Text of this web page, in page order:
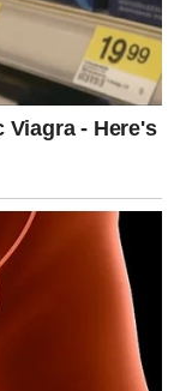
ljepši period
za sebe i
sa osobom koja
na koji vas
riješiti